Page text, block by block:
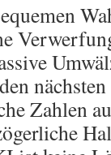
Zahlen